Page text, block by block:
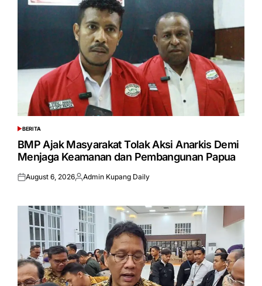
POSTED
IN
BERITA
BMP Ajak Masyarakat Tolak Aksi Anarkis Demi
Menjaga Keamanan dan Pembangunan Papua
Posted
August 6, 2026Posted
Admin Kupang Daily